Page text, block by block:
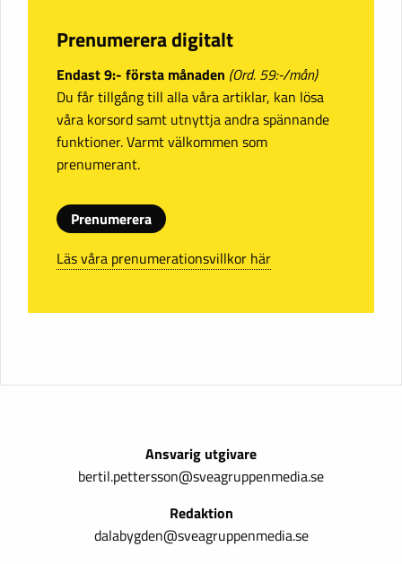
Prenumerera digitalt
Endast 9:- första månaden (Ord. 59:-/mån)
Du får tillgång till alla våra artiklar, kan lösa
våra korsord samt utnyttja andra spännande
funktioner. Varmt välkommen som
prenumerant.
Prenumerera
Läs våra prenumerationsvillkor här
Ansvarig utgivare
bertil.pettersson@sveagruppenmedia.se
Redaktion
dalabygden@sveagruppenmedia.se